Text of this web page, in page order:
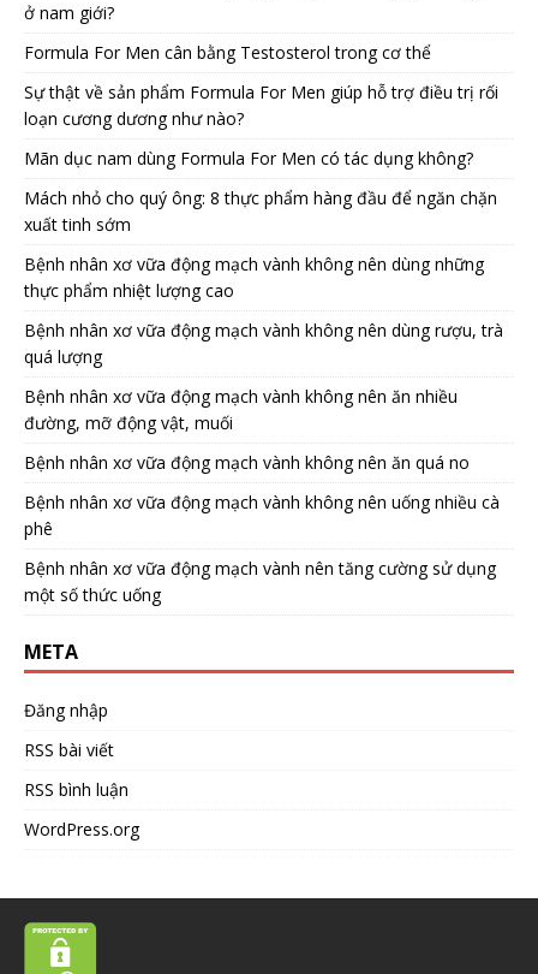
ở nam giới?
Formula For Men cân bằng Testosterol trong cơ thể
Sự thật về sản phẩm Formula For Men giúp hỗ trợ điều trị rối
loạn cương dương như nào?
Mãn dục nam dùng Formula For Men có tác dụng không?
Mách nhỏ cho quý ông: 8 thực phẩm hàng đầu để ngăn chặn
xuất tinh sớm
Bệnh nhân xơ vữa động mạch vành không nên dùng những
thực phẩm nhiệt lượng cao
Bệnh nhân xơ vữa động mạch vành không nên dùng rượu, trà
quá lượng
Bệnh nhân xơ vữa động mạch vành không nên ăn nhiều
đường, mỡ động vật, muối
Bệnh nhân xơ vữa động mạch vành không nên ăn quá no
Bệnh nhân xơ vữa động mạch vành không nên uống nhiều cà
phê
Bệnh nhân xơ vữa động mạch vành nên tăng cường sử dụng
một số thức uống
META
Đăng nhập
RSS bài viết
RSS bình luận
WordPress.org